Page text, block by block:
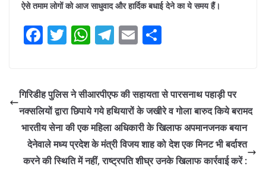
ऐसे तमाम लोगों को आज साधुवाद और हार्दिक बधाई देने का ये समय हैं।
F
e
b
o
o
T
er
W
s
A
p
p
T
gr
a
m
E
l e
गिरिडीह पुलिस ने सीआरपीएफ की सहायता से पारसनाथ पहाड़ी पर
नक्सलियों द्वारा छिपाये गये हथियारों के जखीरे व गोला बारुद किये बरामद
भारतीय सेना की एक महिला अधिकारी के खिलाफ अपमानजनक बयान
देनेवाले मध्य प्रदेश के मंत्री विजय शाह को देश एक मिनट भी बर्दाश्त
करने की स्थिति में नहीं, राष्ट्रपति शीघ्र उनके खिलाफ कार्रवाई करें :